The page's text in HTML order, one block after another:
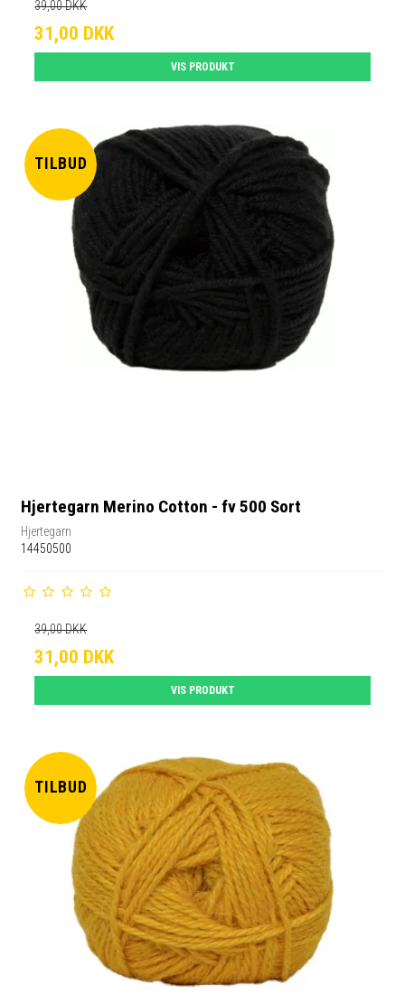
39,00 DKK
31,00 DKK
VIS PRODUKT
TILBUD
Hjertegarn Merino Cotton - fv 500 Sort
Hjertegarn
14450500
39,00 DKK
31,00 DKK
VIS PRODUKT
TILBUD